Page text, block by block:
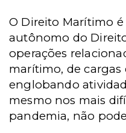
O Direito Marítimo
autônomo do
operações
marítimo, de cargas
englobando
mesmo nos mais
pandemia, não